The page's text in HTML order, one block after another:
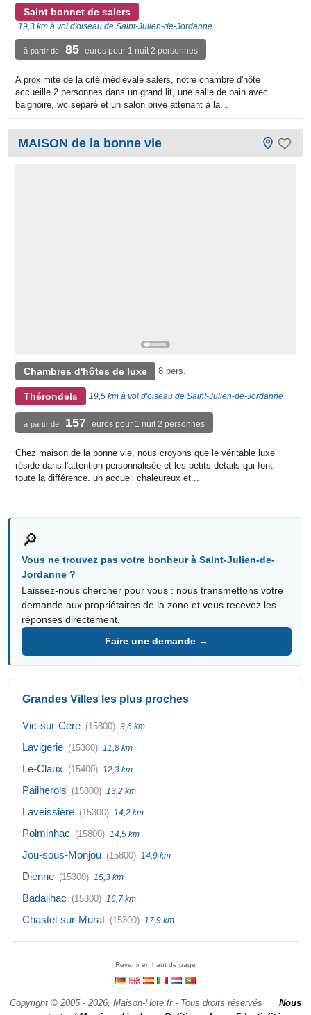
Saint bonnet de salers
19,3 km à vol d'oiseau de Saint-Julien-de-Jordanne
à partir de 85 euros pour 1 nuit 2 personnes
A proximité de la cité médiévale salers, notre chambre d'hôte
accueille 2 personnes dans un grand lit, une salle de bain avec
baignoire, wc séparé et un salon privé attenant à la...
MAISON de la bonne vie
Chambres d'hôtes de luxe 8 pers.
Thérondels 19,5 km à vol d'oiseau de Saint-Julien-de-Jordanne
à partir de 157 euros pour 1 nuit 2 personnes
Chez maison de la bonne vie, nous croyons que le véritable luxe
réside dans l'attention personnalisée et les petits détails qui font
toute la différence. un accueil chaleureux et...
🔎
Vous ne trouvez pas votre bonheur à Saint-Julien-de-
Jordanne ?
Laissez-nous chercher pour vous : nous transmettons votre
demande aux propriétaires de la zone et vous recevez les
réponses directement.
Faire une demande →
Grandes Villes les plus proches
Vic-sur-Cère (15800) 9,6 km
Lavigerie (15300) 11,8 km
Le-Claux (15400) 12,3 km
Pailherols (15800) 13,2 km
Laveissière (15300) 14,2 km
Polminhac (15800) 14,5 km
Jou-sous-Monjou (15800) 14,9 km
Dienne (15300) 15,3 km
Badailhac (15800) 16,7 km
Chastel-sur-Murat (15300) 17,9 km
Revenir en haut de page
Copyright © 2005 - 2026, Maison-Hote.fr - Tous droits réservés
Nous